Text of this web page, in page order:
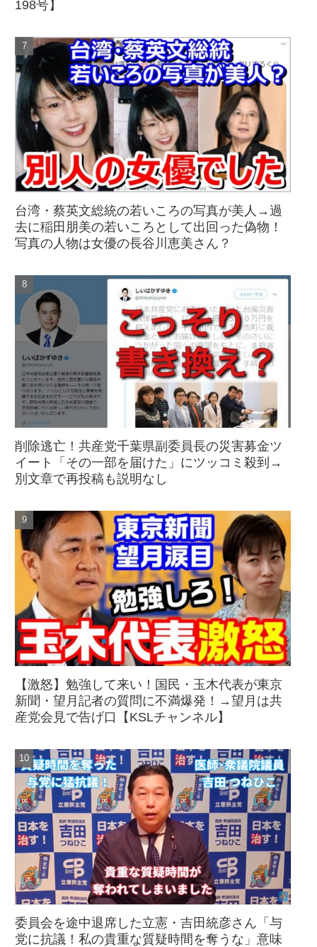
198号】
台湾・蔡英文総統の若いころの写真が美人→過
去に稲田朋美の若いころとして出回った偽物！
写真の人物は女優の長谷川恵美さん？
削除逃亡！共産党千葉県副委員長の災害募金ツ
イート「その一部を届けた」にツッコミ殺到→
別文章で再投稿も説明なし
【激怒】勉強して来い！国民・玉木代表が東京
新聞・望月記者の質問に不満爆発！→望月は共
産党会見で告げ口【KSLチャンネル】
委員会を途中退席した立憲・吉田統彦さん「与
党に抗議！私の貴重な質疑時間を奪うな」意味